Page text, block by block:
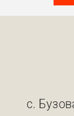
с.